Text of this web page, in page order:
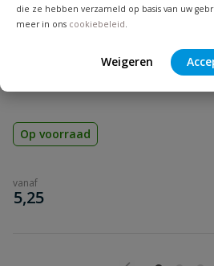
die ze hebben verzameld op basis van uw
meer in ons cookiebeleid.
Weigeren
PVC kogelkraan type Industrie
Diameter: 20 t/m 110 mm |
Op voorraad
vanaf
€
5,25